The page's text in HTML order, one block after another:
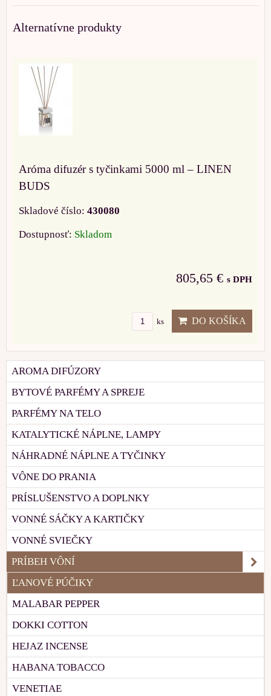
Alternatívne produkty
Aróma difuzér s tyčinkami 5000 ml – LINEN
BUDS
Skladové číslo: 430080
Dostupnosť: Skladom
805,65 € s DPH
ks DO KOŠÍKA
AROMA DIFÚZORY
BYTOVÉ PARFÉMY A SPREJE
PARFÉMY NA TELO
KATALYTICKÉ NÁPLNE, LAMPY
NÁHRADNÉ NÁPLNE A TYČINKY
VÔNE DO PRANIA
PRÍSLUŠENSTVO A DOPLNKY
VONNÉ SÁČKY A KARTIČKY
VONNÉ SVIEČKY
PRÍBEH VÔNÍ
ĽANOVÉ PÚČIKY
MALABAR PEPPER
DOKKI COTTON
HEJAZ INCENSE
HABANA TOBACCO
VENETIAE